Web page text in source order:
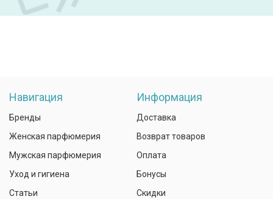
Навигация
Бренды
Женская парфюмерия
Мужская парфюмерия
Уход и гигиена
Статьи
Информация
Доставка
Возврат товаров
Оплата
Бонусы
Скидки